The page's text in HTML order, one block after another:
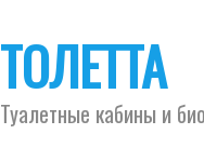
ТОЛЕТТА
Туалетные кабины и